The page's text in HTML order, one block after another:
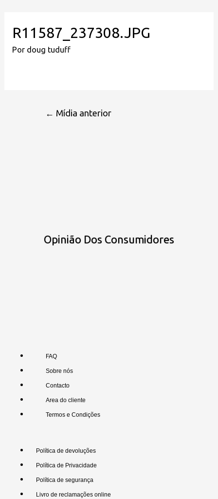
R11587_237308.JPG
Por doug tuduff
← Mídia anterior
Opinião Dos Consumidores
FAQ
Sobre nós
Contacto
Area do cliente
Termos e Condições
Política de devoluções
Política de Privacidade
Política de segurança
Livro de reclamações online